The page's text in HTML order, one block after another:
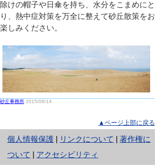
除けの帽子や日傘を持ち、水分をこまめにと
り、熱中症対策を万全に整えて砂丘散策をお
楽しみください。
砂丘事務所 2015/08/14
▲ページ上部に戻る
個人情報保護
と
り
リンクについて
著作権に
ついて
アクセシビリティ